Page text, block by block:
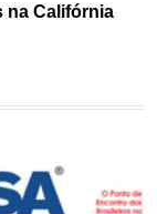
na Califórnia